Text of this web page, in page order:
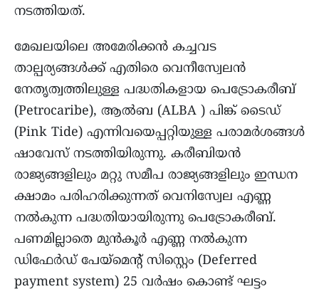
നടത്തിയത്.
മേഖലയിലെ അമേരിക്കൻ കച്ചവട
താല്പര്യങ്ങൾക്ക് എതിരെ വെനീസ്വേലൻ
നേതൃത്വത്തിലുള്ള പദ്ധതികളായ പെട്രോകരീബ്
(Petrocaribe), ആൽബ (ALBA ) പിങ്ക് ടൈഡ്
(Pink Tide) എന്നിവയെപ്പറ്റിയുള്ള പരാമർശങ്ങൾ
ഷാവേസ് നടത്തിയിരുന്നു. കരീബിയൻ
രാജ്യങ്ങളിലും മറ്റു സമീപ രാജ്യങ്ങളിലും ഇന്ധന
ക്ഷാമം പരിഹരിക്കുന്നത് വെനിസ്വേല എണ്ണ
നൽകുന്ന പദ്ധതിയായിരുന്നു പെട്രോകരീബ്.
പണമില്ലാതെ മുൻ‌കൂർ എണ്ണ നൽകുന്ന
ഡിഫേർഡ് പേയ്‌മെന്റ് സിസ്റ്റെം (Deferred
payment system) 25 വർഷം കൊണ്ട് ഘട്ടം